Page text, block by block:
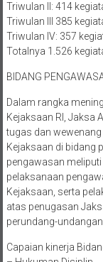
Triwulan II: 414
Triwulan III 385
Triwulan IV: 357
Totalnya 1.526
BIDANG
Dalam rangka
Kejaksaan RI, Jaksa
tugas dan
Kejaksaan di bidang
pengawasan
pelaksanaan
Kejaksaan, serta
atas penugasan
perundang-
Capaian kinerja